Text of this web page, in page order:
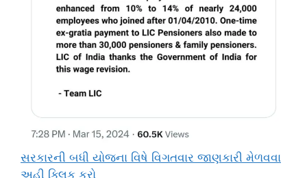
સરકારની બધી યોજના વિષે વિગતવાર જાણકારી મેળવવા
અહી ક્લિક કરો